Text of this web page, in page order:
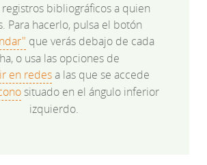
registros bibliográficos a quien
Para hacerlo, pulsa el botón
que verás debajo de cada
o usa las opciones de
en redesa las que se accede
situado en el ángulo inferior
izquierdo.